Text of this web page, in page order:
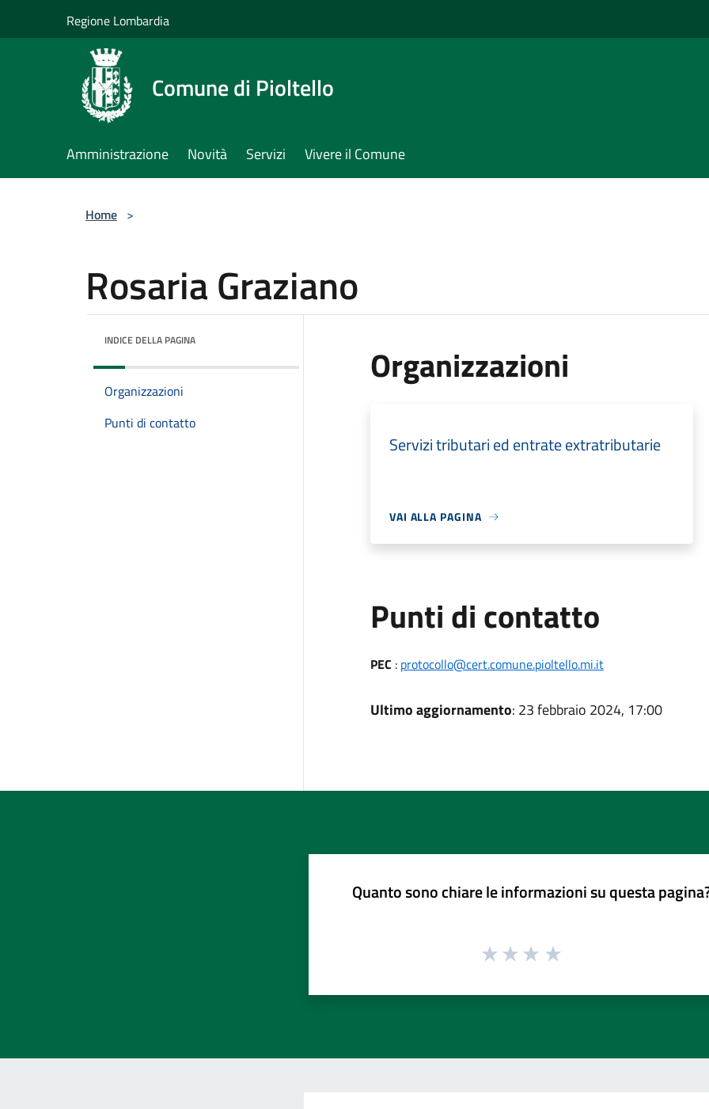
Regione Lombardia
Comune di Pioltello
Amministrazione Novità Servizi Vivere il Comune
Home >
Rosaria Graziano
INDICE DELLA PAGINA
Organizzazioni
Punti di contatto
Organizzazioni
Servizi tributari ed entrate extratributarie
VAI ALLA PAGINA
Punti di contatto
PEC : protocollo@cert.comune.pioltello.mi.it
Ultimo aggiornamento: 23 febbraio 2024, 17:00
Quanto sono chiare le informazioni su questa